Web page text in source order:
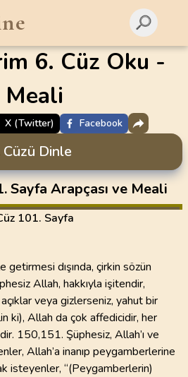
6. Cüz Oku -
Meali
X (Twitter) Facebook
Cüzü Dinle
Sayfa Arapçası ve Meali
101. Sayfa
getirmesi dışında, çirkin sözün
Allah, hakkıyla işitendir,
veya gizlerseniz, yahut bir
ki), Allah da çok affedicidir, her
150,151. Şüphesiz, Allah’ı ve
Allah’a inanıp peygamberlerine
isteyenler, “(Peygamberlerin)